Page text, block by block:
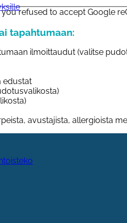
refused to accept Google
tapahtumaan:
ilmoittaudut (valitse
edustat
avustajista, allergioista